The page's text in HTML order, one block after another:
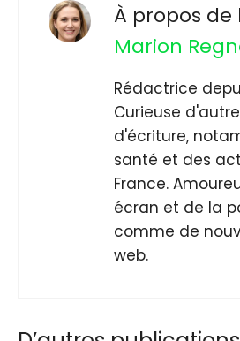
À propos de
Marion
Rédactrice
Curieuse
d'écriture,
santé et des
France.
écran et de la
comme de
web.